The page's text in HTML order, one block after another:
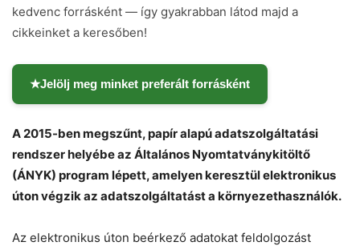
kedvenc forrásként — így gyakrabban látod majd a
cikkeinket a keresőben!
★Jelölj meg minket preferált forrásként
A 2015-ben megszűnt, papír alapú adatszolgáltatási
rendszer helyébe az Általános Nyomtatványkitöltő
(ÁNYK) program lépett, amelyen keresztül elektronikus
úton végzik az adatszolgáltatást a környezethasználók.
Az elektronikus úton beérkező adatokat feldolgozást